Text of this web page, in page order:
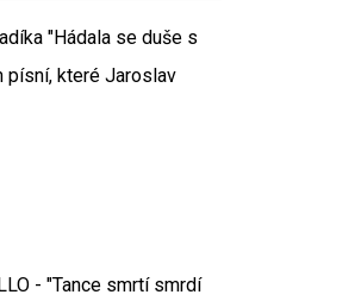
"Hádala se duše s
písní, které Jaroslav
- "Tance smrtí smrdí